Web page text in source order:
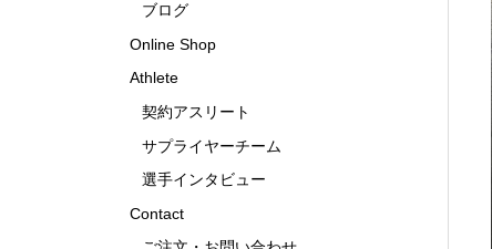
ブログ
Online Shop
Athlete
契約アスリート
サプライヤーチーム
選手インタビュー
Contact